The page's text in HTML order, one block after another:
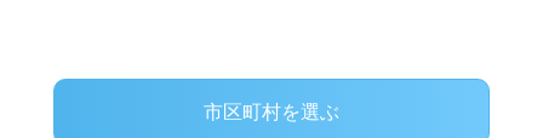
リの医院を探すこともできるので、ぜひご利用ください
市区町村を選ぶ